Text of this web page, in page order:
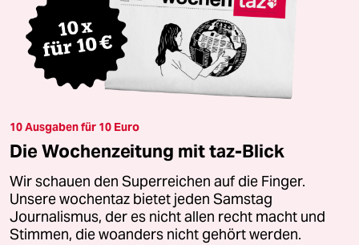
10 Ausgaben für 10 Euro
Die Wochenzeitung mit taz-Blick
Wir schauen den Superreichen auf die Finger.
Unsere wochentaz bietet jeden Samstag
Journalismus, der es nicht allen recht macht und
Stimmen, die woanders nicht gehört werden.